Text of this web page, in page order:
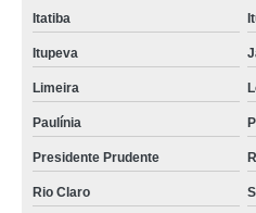
Itatiba
Itupeva
Limeira
Paulínia
Presidente Prudente
Rio Claro